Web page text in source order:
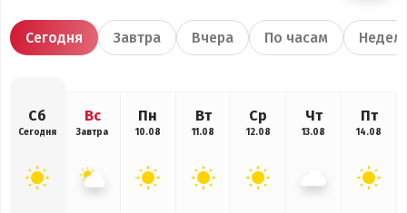
Сегодня Завтра Вчера По часам
Сб
Сегодня
Вс
Завтра
Пн
10.08
Вт
11.08
Ср
12.08
Чт
13.08
Пт
14.08